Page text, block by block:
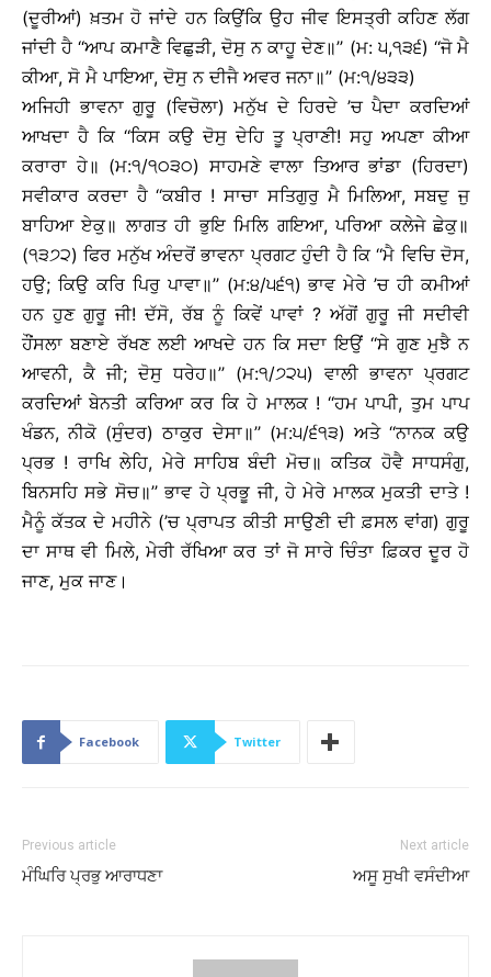
(ਦੂਰੀਆਂ) ਖ਼ਤਮ ਹੋ ਜਾਂਦੇ ਹਨ ਕਿਉਂਕਿ ਉਹ ਜੀਵ ਇਸਤ੍ਰੀ ਕਹਿਣ ਲੱਗ
ਜਾਂਦੀ ਹੈ ‘‘ਆਪ ਕਮਾਣੈ ਵਿਛੁੜੀ, ਦੋਸੁ ਨ ਕਾਹੂ ਦੇਣ॥’’ (ਮ: ੫,੧੩੬) ‘‘ਜੋ ਮੈ
ਕੀਆ, ਸੋ ਮੈ ਪਾਇਆ, ਦੋਸੁ ਨ ਦੀਜੈ ਅਵਰ ਜਨਾ॥’’ (ਮ:੧/੪੩੩)
ਅਜਿਹੀ ਭਾਵਨਾ ਗੁਰੂ (ਵਿਚੋਲਾ) ਮਨੁੱਖ ਦੇ ਹਿਰਦੇ ’ਚ ਪੈਦਾ ਕਰਦਿਆਂ
ਆਖਦਾ ਹੈ ਕਿ ‘‘ਕਿਸ ਕਉ ਦੋਸੁ ਦੇਹਿ ਤੂ ਪ੍ਰਾਣੀ! ਸਹੁ ਅਪਣਾ ਕੀਆ
ਕਰਾਰਾ ਹੇ॥ (ਮ:੧/੧੦੩੦) ਸਾਹਮਣੇ ਵਾਲਾ ਤਿਆਰ ਭਾਂਡਾ (ਹਿਰਦਾ)
ਸਵੀਕਾਰ ਕਰਦਾ ਹੈ ‘‘ਕਬੀਰ ! ਸਾਚਾ ਸਤਿਗੁਰੁ ਮੈ ਮਿਲਿਆ, ਸਬਦੁ ਜੁ
ਬਾਹਿਆ ਏਕੁ॥ ਲਾਗਤ ਹੀ ਭੁਇ ਮਿਲਿ ਗਇਆ, ਪਰਿਆ ਕਲੇਜੇ ਛੇਕੁ॥
(੧੩੭੨) ਫਿਰ ਮਨੁੱਖ ਅੰਦਰੋਂ ਭਾਵਨਾ ਪ੍ਰਗਟ ਹੁੰਦੀ ਹੈ ਕਿ ‘‘ਮੈ ਵਿਚਿ ਦੋਸ,
ਹਉ; ਕਿਉ ਕਰਿ ਪਿਰੁ ਪਾਵਾ॥’’ (ਮ:੪/੫੬੧) ਭਾਵ ਮੇਰੇ ’ਚ ਹੀ ਕਮੀਆਂ
ਹਨ ਹੁਣ ਗੁਰੂ ਜੀ! ਦੱਸੋ, ਰੱਬ ਨੂੰ ਕਿਵੇਂ ਪਾਵਾਂ ? ਅੱਗੋਂ ਗੁਰੂ ਜੀ ਸਦੀਵੀ
ਹੌਂਸਲਾ ਬਣਾਏ ਰੱਖਣ ਲਈ ਆਖਦੇ ਹਨ ਕਿ ਸਦਾ ਇਉਂ ‘‘ਸੇ ਗੁਣ ਮੁਝੈ ਨ
ਆਵਨੀ, ਕੈ ਜੀ; ਦੋਸੁ ਧਰੇਹ॥’’ (ਮ:੧/੭੨੫) ਵਾਲੀ ਭਾਵਨਾ ਪ੍ਰਗਟ
ਕਰਦਿਆਂ ਬੇਨਤੀ ਕਰਿਆ ਕਰ ਕਿ ਹੇ ਮਾਲਕ ! ‘‘ਹਮ ਪਾਪੀ, ਤੁਮ ਪਾਪ
ਖੰਡਨ, ਨੀਕੋ (ਸੁੰਦਰ) ਠਾਕੁਰ ਦੇਸਾ॥’’ (ਮ:੫/੬੧੩) ਅਤੇ ‘‘ਨਾਨਕ ਕਉ
ਪ੍ਰਭ ! ਰਾਖਿ ਲੇਹਿ, ਮੇਰੇ ਸਾਹਿਬ ਬੰਦੀ ਮੋਚ॥ ਕਤਿਕ ਹੋਵੈ ਸਾਧਸੰਗੁ,
ਬਿਨਸਹਿ ਸਭੇ ਸੋਚ॥’’ ਭਾਵ ਹੇ ਪ੍ਰਭੂ ਜੀ, ਹੇ ਮੇਰੇ ਮਾਲਕ ਮੁਕਤੀ ਦਾਤੇ !
ਮੈਨੂੰ ਕੱਤਕ ਦੇ ਮਹੀਨੇ (’ਚ ਪ੍ਰਾਪਤ ਕੀਤੀ ਸਾਉਣੀ ਦੀ ਫ਼ਸਲ ਵਾਂਗ) ਗੁਰੂ
ਦਾ ਸਾਥ ਵੀ ਮਿਲੇ, ਮੇਰੀ ਰੱਖਿਆ ਕਰ ਤਾਂ ਜੋ ਸਾਰੇ ਚਿੰਤਾ ਫ਼ਿਕਰ ਦੂਰ ਹੋ
ਜਾਣ, ਮੁਕ ਜਾਣ।
Facebook Twitter
Previous article
ਮੰਘਿਰਿ ਪ੍ਰਭੁ ਆਰਾਧਣਾ
Next article
ਅਸੂ ਸੁਖੀ ਵਸੰਦੀਆ